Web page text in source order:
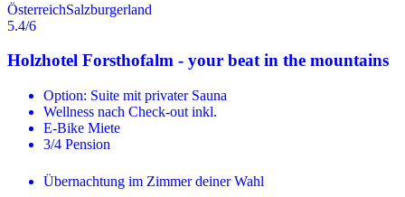
ÖsterreichSalzburgerland
5.4/6
Holzhotel Forsthofalm - your beat in the mountains
Option: Suite mit privater Sauna
Wellness nach Check-out inkl.
E-Bike Miete
3/4 Pension
Übernachtung im Zimmer deiner Wahl